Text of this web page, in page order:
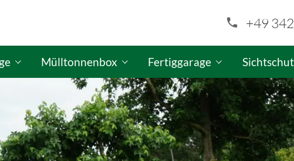
+49
Konfigurator
Mülltonnenbox
GO-ISO Mülltonnenbox-Konfigurator
Fertiggarage
GO-ISO Fertiggaragen-GO-ISO